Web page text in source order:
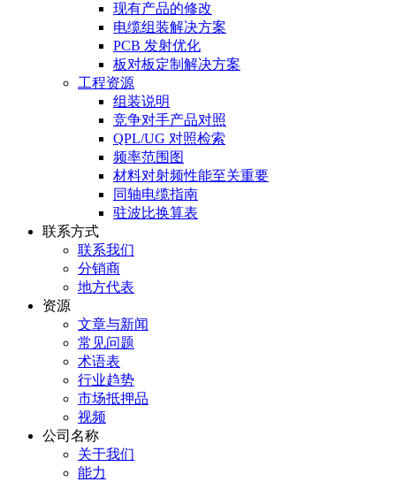
现有产品的修改
电缆组装解决方案
PCB 发射优化
板对板定制解决方案
工程资源
组装说明
竞争对手产品对照
QPL/UG 对照检索
频率范围图
材料对射频性能至关重要
同轴电缆指南
驻波比换算表
联系方式
联系我们
分销商
地方代表
资源
文章与新闻
常见问题
术语表
行业趋势
市场抵押品
视频
公司名称
关于我们
能力